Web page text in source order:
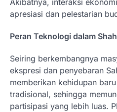
apresiasi dan pelestarian
Peran Teknologi dalam
Seiring berkembangnya
ekspresi dan penyebaran
memberikan kehidupan
tradisional, sehingga
partisipasi yang lebih luas.